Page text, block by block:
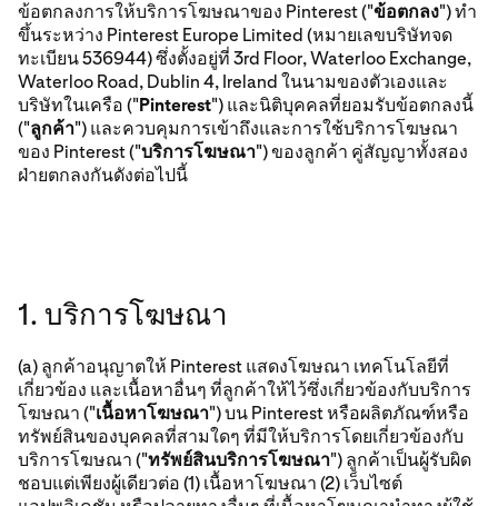
ข้อตกลงการให้บริการโฆษณาของ Pinterest ("ข้อตกลง") ทำ
ขึ้นระหว่าง Pinterest Europe Limited (หมายเลขบริษัทจด
ทะเบียน 536944) ซึ่งตั้งอยู่ที่ 3rd Floor, Waterloo Exchange,
Waterloo Road, Dublin 4, Ireland ในนามของตัวเองและ
บริษัทในเครือ ("Pinterest") และนิติบุคคลที่ยอมรับข้อตกลงนี้
("ลูกค้า") และควบคุมการเข้าถึงและการใช้บริการโฆษณา
ของ Pinterest ("บริการโฆษณา") ของลูกค้า คู่สัญญาทั้งสอง
ฝ่ายตกลงกันดังต่อไปนี้
1. บริการโฆษณา
(a) ลูกค้าอนุญาตให้ Pinterest แสดงโฆษณา เทคโนโลยีที่
เกี่ยวข้อง และเนื้อหาอื่นๆ ที่ลูกค้าให้ไว้ซึ่งเกี่ยวข้องกับบริการ
โฆษณา ("เนื้อหาโฆษณา") บน Pinterest หรือผลิตภัณฑ์หรือ
ทรัพย์สินของบุคคลที่สามใดๆ ที่มีให้บริการโดยเกี่ยวข้องกับ
บริการโฆษณา ("ทรัพย์สินบริการโฆษณา") ลูกค้าเป็นผู้รับผิด
ชอบแต่เพียงผู้เดียวต่อ (1) เนื้อหาโฆษณา (2) เว็บไซต์